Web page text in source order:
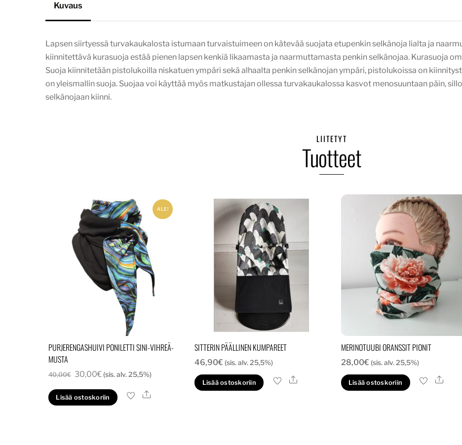
Kuvaus
Lapsen siirtyessä turvakaukalosta istumaan turvaistuimeen on kätevää suojata etupenkin selkänoja lialta ja
kiinnitettävä kurasuoja estää pienen lapsen kenkiä likaamasta ja naarmuttamasta penkin selkänojaa. Kurasuoja
Suoja kiinnitetään pistolukoilla niskatuen ympäri sekä alhaalta penkin selkänojan ympäri, pistolukoissa on
on yleismallin suoja. Suojaa voi käyttää myös matkustajan ollessa turvakaukalossa kasvot menosuuntaan päin,
selkänojaan kiinni.
LIITETYT
Tuotteet
ALE!
PURJERENGASHUIVI PONILETTI SINI-VIHREÄ-
MUSTA
40,00€ Alkuperäinen
hinta
oli:
30,00€Nykyinen
hinta
on:
(sis. alv. 25,5%)
Lisää ostoskoriin Ale
SITTERIN PÄÄLLINEN KUMPAREET
46,90€ (sis. alv. 25,5%)
Lisää ostoskoriin Ale
MERINOTUUBI ORANSSIT PIONIT
28,00€ (sis. alv. 25,5%)
Lisää ostoskoriin Ale